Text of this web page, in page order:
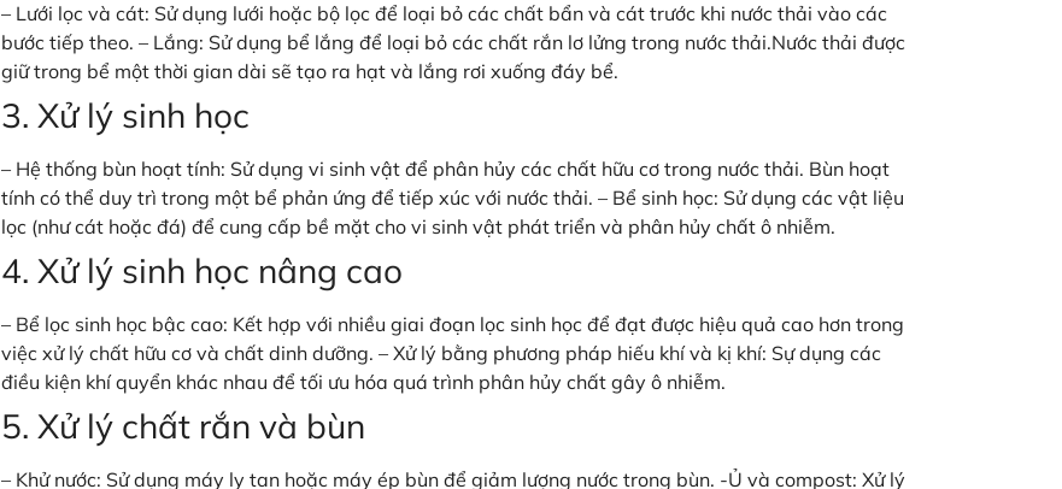
– Lưới lọc và cát: Sử dụng lưới hoặc bộ lọc để loại bỏ các chất bẩn và cát trước khi nước thải vào các
bước tiếp theo. – Lắng: Sử dụng bể lắng để loại bỏ các chất rắn lơ lửng trong nước thải.Nước thải được
giữ trong bể một thời gian dài sẽ tạo ra hạt và lắng rơi xuống đáy bể.
3. Xử lý sinh học
– Hệ thống bùn hoạt tính: Sử dụng vi sinh vật để phân hủy các chất hữu cơ trong nước thải. Bùn hoạt
tính có thể duy trì trong một bể phản ứng để tiếp xúc với nước thải. – Bể sinh học: Sử dụng các vật liệu
lọc (như cát hoặc đá) để cung cấp bề mặt cho vi sinh vật phát triển và phân hủy chất ô nhiễm.
4. Xử lý sinh học nâng cao
– Bể lọc sinh học bậc cao: Kết hợp với nhiều giai đoạn lọc sinh học để đạt được hiệu quả cao hơn trong
việc xử lý chất hữu cơ và chất dinh dưỡng. – Xử lý bằng phương pháp hiếu khí và kị khí: Sự dụng các
điều kiện khí quyển khác nhau để tối ưu hóa quá trình phân hủy chất gây ô nhiễm.
5. Xử lý chất rắn và bùn
– Khử nước: Sử dụng máy ly tan hoặc máy ép bùn để giảm lượng nước trong bùn. -Ủ và compost: Xử lý